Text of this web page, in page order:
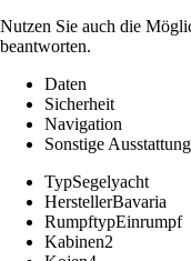
Nutzen Sie auch die
beantworten.
Daten
Sicherheit
Navigation
Sonstige Ausstattung
TypSegelyacht
HerstellerBavaria
RumpftypEinrumpf
Kabinen2